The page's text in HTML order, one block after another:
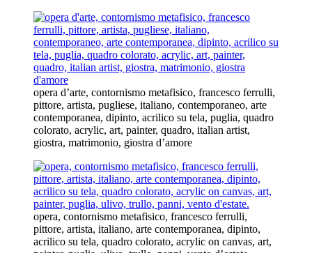
opera d’arte, contornismo metafisico, francesco ferrulli,
pittore, artista, pugliese, italiano, contemporaneo, arte
contemporanea, dipinto, acrilico su tela, puglia, quadro
colorato, acrylic, art, painter, quadro, italian artist,
giostra, matrimonio, giostra d’amore
opera, contornismo metafisico, francesco ferrulli,
pittore, artista, italiano, arte contemporanea, dipinto,
acrilico su tela, quadro colorato, acrylic on canvas, art,